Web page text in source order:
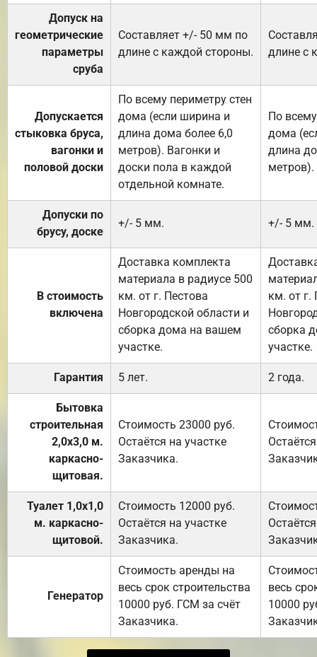
Допуск на
геометрические
параметры
сруба
Составляет +/- 50 мм по
длине с каждой стороны.
длине с
Допускается
стыковка бруса,
вагонки и
половой доски
По всему периметру стен
дома (если ширина и
длина дома более 6,0
метров). Вагонки и
доски пола в каждой
отдельной комнате.
По
дома
длина
метров).
Допуски по
брусу, доске
+/- 5 мм. +/- 5 мм.
В стоимость
включена
Доставка комплекта
материала в радиусе 500
км. от г. Пестова
Новгородской области и
сборка дома на вашем
участке.
км. от г.
сборка
участке.
Гарантия 5 лет. 2 года.
Бытовка
строительная
2,0х3,0 м.
каркасно-
щитовая.
Стоимость 23000 руб.
Остаётся на участке
Заказчика.
Туалет 1,0х1,0
м. каркасно-
щитовой.
Стоимость 12000 руб.
Остаётся на участке
Заказчика.
Генератор
Стоимость аренды на
весь срок строительства
10000 руб. ГСМ за счёт
Заказчика.
весь
10000